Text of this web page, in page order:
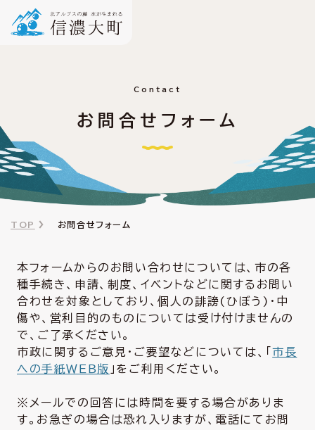
Contact
お問合せフォーム
TOP お問合せフォーム
本フォームからのお問い合わせについては、市の各
種手続き、申請、制度、イベントなどに関するお問い
合わせを対象としており、個人の誹謗(ひぼう)・中
傷や、営利目的のものについては受け付けませんの
で、ご了承ください。
市政に関するご意見・ご要望などについては、「市長
への手紙ＷＥＢ版 」をご利用ください。
※メールでの回答には時間を要する場合がありま
す。お急ぎの場合は恐れ入りますが、電話にてお問